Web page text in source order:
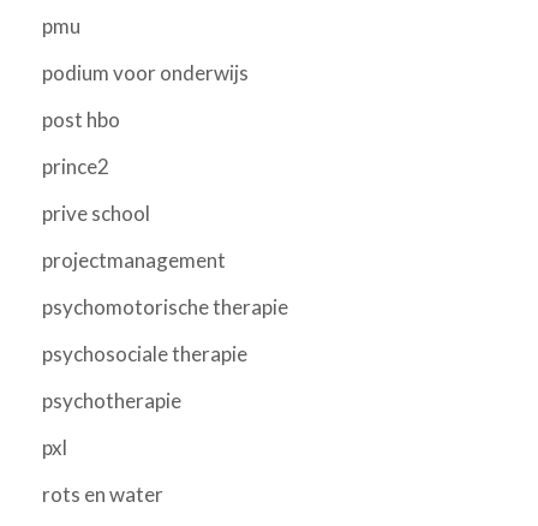
pmu
podium voor onderwijs
post hbo
prince2
prive school
projectmanagement
psychomotorische therapie
psychosociale therapie
psychotherapie
pxl
rots en water